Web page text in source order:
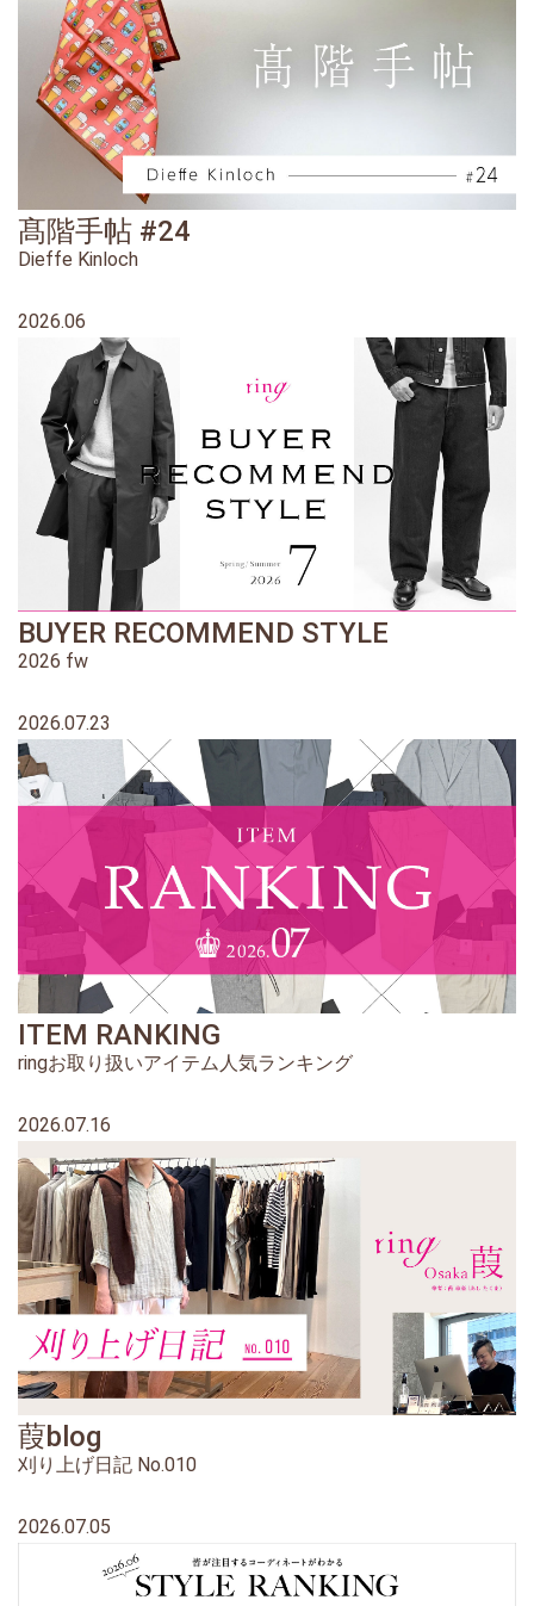
髙階手帖 #24
Dieffe Kinloch
2026.06
BUYER RECOMMEND STYLE
2026 fw
2026.07.23
ITEM RANKING
ringお取り扱いアイテム人気ランキング
2026.07.16
葭blog
刈り上げ日記 No.010
2026.07.05